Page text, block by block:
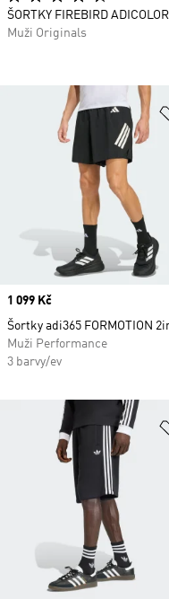
Price
1 099 Kč
Šortky adi365 FORMOTION
Muži Performance
3 barvy/ev
ŠORTKY FIREBIRD
Muži Originals